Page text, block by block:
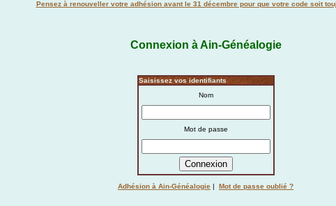
Pensez à renouveller votre adhésion avant le 31 décembre pour que votre code soit
Connexion à Ain-Généalogie
Saisissez vos identifiants
Nom
Mot de passe
Adhésion à Ain-Généalogie | Mot de passe oublié ?